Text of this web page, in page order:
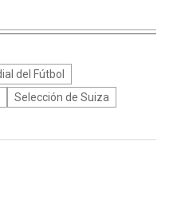
del Fútbol
Selección de Suiza